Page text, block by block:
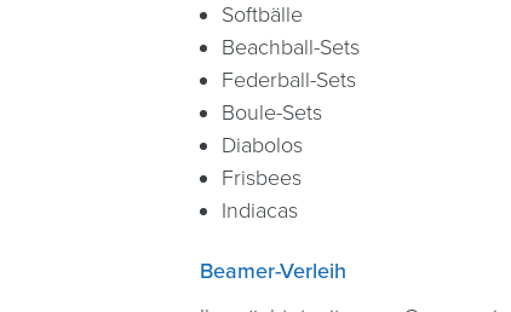
Softbälle
Beachball-Sets
Federball-Sets
Boule-Sets
Diabolos
Frisbees
Indiacas
Beamer-Verleih